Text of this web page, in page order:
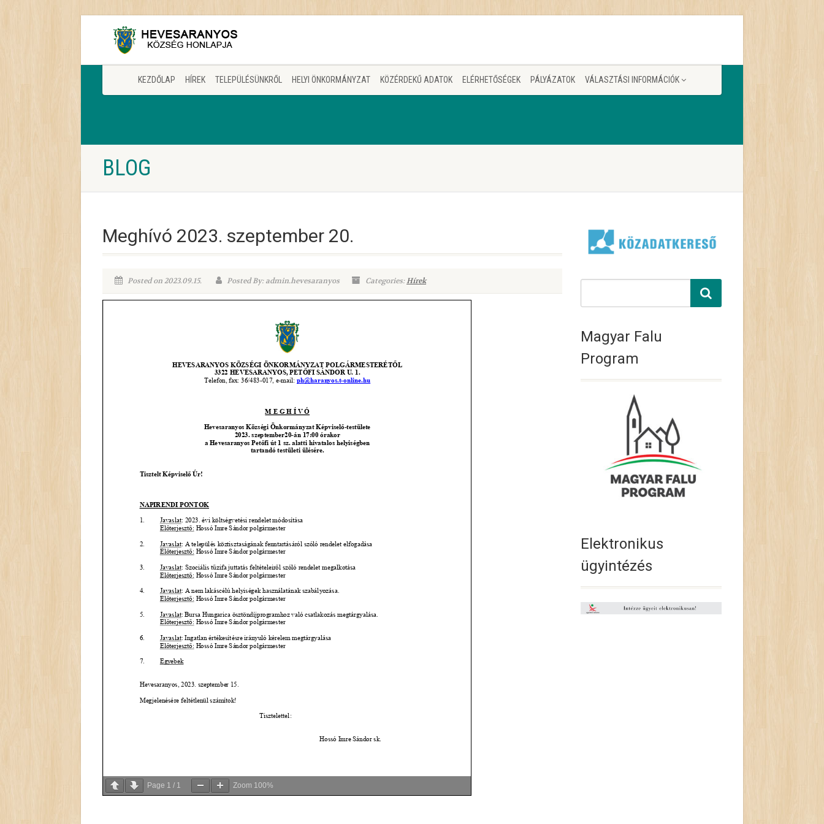
KEZDŐLAP HÍREK TELEPÜLÉSÜNKRŐL HELYI ÖNKORMÁNYZAT KÖZÉRDEKŰ ADATOK ELÉRHETŐSÉGEK PÁLYÁZATOK VÁLASZTÁSI INFORMÁCIÓK
BLOG
Meghívó 2023. szeptember 20.
Posted on 2023.09.15. Posted By: admin.hevesaranyos Categories:Hírek
Page 1 / 1 Zoom 100%
Magyar Falu
Program
Elektronikus
ügyintézés